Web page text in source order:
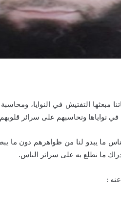
مبعثها التفتيش في النوايا،
نواياها ونحاسبهم على سرائر
ما يبدو لنا من ظواهرهم دون ما
ما نطلع به على سرائر الناس.
: